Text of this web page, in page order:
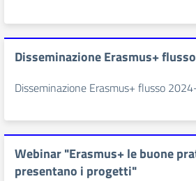
Disseminazione Erasmus+
Disseminazione Erasmus+ flusso
Webinar "Erasmus+ le buone
presentano i progetti"